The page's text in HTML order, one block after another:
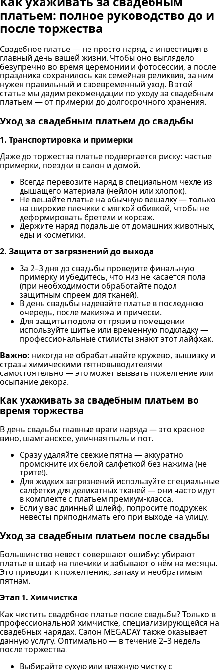
платьем: полное руководство до и
после торжества
Свадебное платье — не просто наряд, а инвестиция в
главный день вашей жизни. Чтобы оно выглядело
безупречно во время церемонии и фотосессии, а после
праздника сохранилось как семейная реликвия, за ним
нужен правильный и своевременный уход. В этой
статье мы дадим рекомендации по уходу за свадебным
платьем — от примерки до долгосрочного хранения.
Уход за свадебным платьем до свадьбы
1. Транспортировка и примерки
Даже до торжества платье подвергается риску: частые
примерки, поездки в салон и домой.
Всегда перевозите наряд в специальном чехле из
дышащего материала (нейлон или хлопок).
Не вешайте платье на обычную вешалку — только
на широкие плечики с мягкой обивкой, чтобы не
деформировать бретели и корсаж.
Держите наряд подальше от домашних животных,
еды и косметики.
2. Защита от загрязнений до выхода
За 2–3 дня до свадьбы проведите финальную
примерку и убедитесь, что низ не касается пола
(при необходимости обработайте подол
защитным спреем для тканей).
В день свадьбы надевайте платье в последнюю
очередь, после макияжа и прически.
Для защиты подола от грязи в помещении
используйте шитье или временную подкладку —
профессиональные стилисты знают этот лайфхак.
Важно: никогда не обрабатывайте кружево, вышивку и
стразы химическими пятновыводителями
самостоятельно — это может вызвать пожелтение или
осыпание декора.
Как ухаживать за свадебным платьем во
время торжества
В день свадьбы главные враги наряда — это красное
вино, шампанское, уличная пыль и пот.
Сразу удаляйте свежие пятна — аккуратно
промокните их белой салфеткой без нажима (не
трите!).
Для жидких загрязнений используйте специальные
салфетки для деликатных тканей — они часто идут
в комплекте с платьем премиум-класса.
Если у вас длинный шлейф, попросите подружек
невесты приподнимать его при выходе на улицу.
Уход за свадебным платьем после свадьбы
Большинство невест совершают ошибку: убирают
платье в шкаф на плечики и забывают о нём на месяцы.
Это приводит к пожелтению, запаху и необратимым
пятнам.
Этап 1. Химчистка
Как чистить свадебное платье после свадьбы? Только в
профессиональной химчистке, специализирующейся на
свадебных нарядах. Салон MEGADAY также оказывает
данную услугу. Оптимально — в течение 2–3 недель
после торжества.
Выбирайте сухую или влажную чистку с